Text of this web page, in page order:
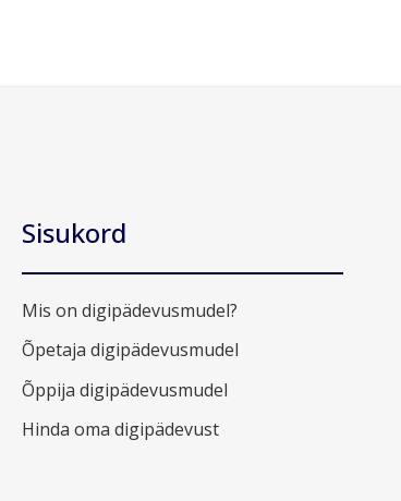
Sisukord
Mis on digipädevusmudel?
Õpetaja digipädevusmudel
Õppija digipädevusmudel
Hinda oma digipädevust